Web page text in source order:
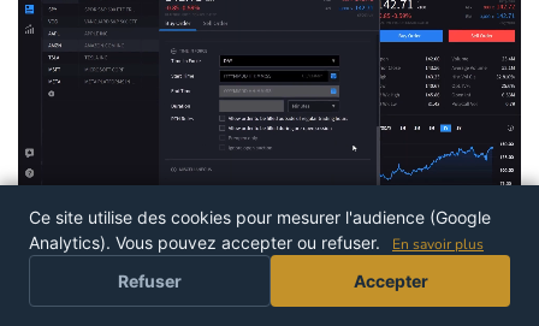
Le paramétrage des ordres.IBKR propose plus
de 100 types d’ordres et une foule de réglages :
PROFITER DE L'OFFRE
Ce site utilise des cookies pour mesurer l'audience (Google
Analytics). Vous pouvez accepter ou refuser.
En savoir plus
Refuser Accepter